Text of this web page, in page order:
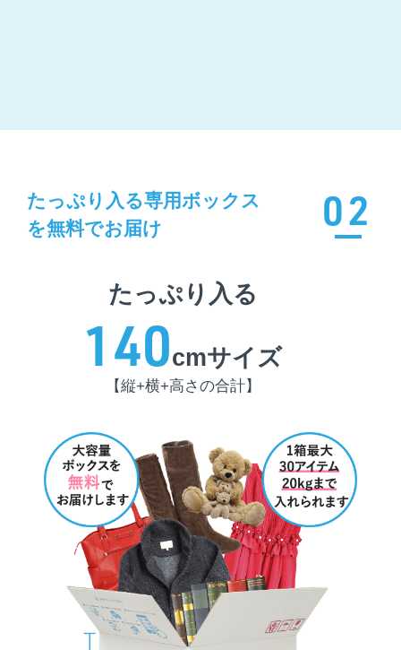
ログイン
トップ
カラエトとは
ご利用料金
02
たっぷり入る専用ボックス
を無料でお届け
たっぷり入る
140cmサイズ
【縦+横+高さの合計】